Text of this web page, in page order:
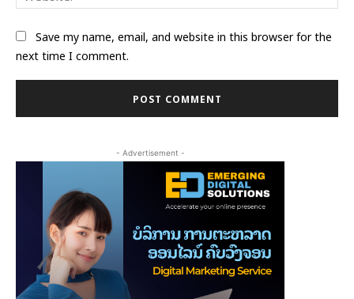
Save my name, email, and website in this browser for the
next time I comment.
- Advertisement -